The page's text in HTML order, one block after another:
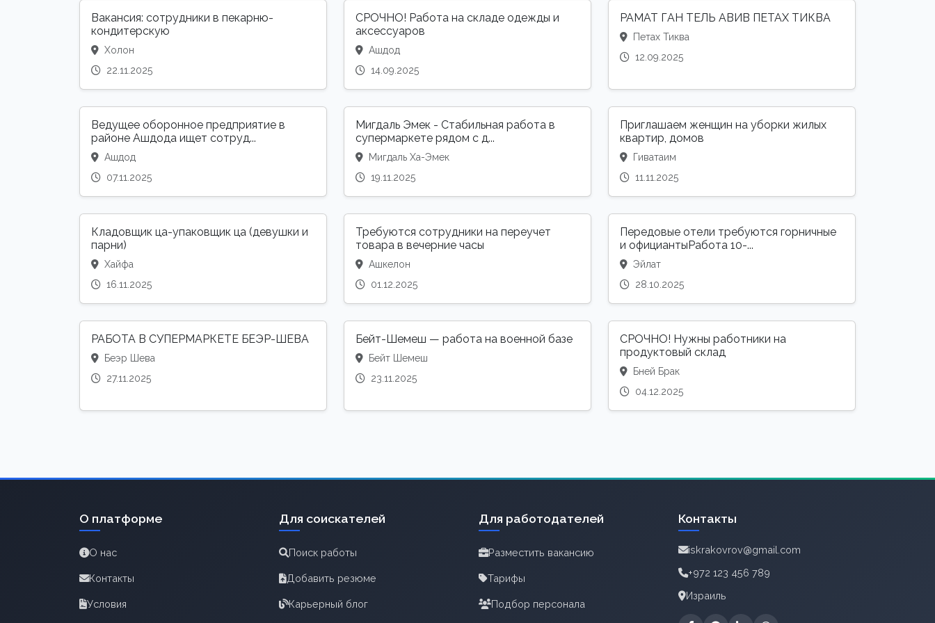
Вакансия: сотрудники в пекарню-
кондитерскую
Холон
22.11.2025
СРОЧНО! Работа на складе одежды и
аксессуаров
Ашдод
14.09.2025
РАМАТ ГАН ТЕЛЬ АВИВ ПЕТАХ ТИКВА
Петах Тиква
12.09.2025
Ведущее оборонное предприятие в
районе Ашдода ищет сотруд...
Ашдод
07.11.2025
Мигдаль Эмек - Стабильная работа в
супермаркете рядом с д...
Мигдаль Ха-Эмек
19.11.2025
Приглашаем женщин на уборки жилых
квартир, домов
Гиватаим
11.11.2025
Кладовщик ца-упаковщик ца (девушки и
парни)
Хайфа
16.11.2025
Требуются сотрудники на переучет
товара в вечерние часы
Ашкелон
01.12.2025
Передовые отели требуются горничные
и официантыРабота 10-...
Эйлат
28.10.2025
РАБОТА В СУПЕРМАРКЕТЕ БЕЭР-ШЕВА
Беэр Шева
27.11.2025
Бейт-Шемеш — работа на военной базе
Бейт Шемеш
23.11.2025
СРОЧНО! Нужны работники на
продуктовый склад
Бней Брак
04.12.2025
О платформе
О нас
Контакты
Условия
Для соискателей
Поиск работы
Добавить резюме
Карьерный блог
Для работодателей
Разместить вакансию
Тарифы
Подбор персонала
Контакты
iskrakovrov@gmail.com
+972 123 456 789
Израиль